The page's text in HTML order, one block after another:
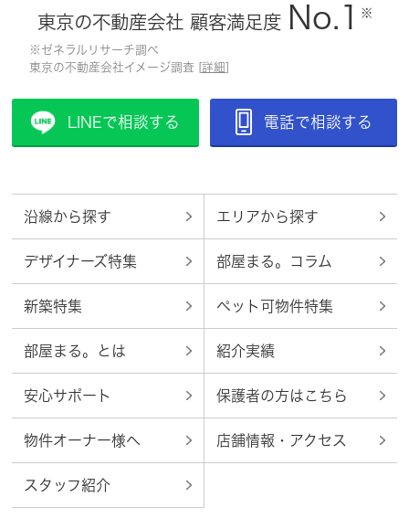
東京の不動産会社 顧客満足度 No.1 ※
※ゼネラルリサーチ調べ
東京の不動産会社イメージ調査 [詳細]
LINEで相談する 電話で相談する
沿線から探す エリアから探す
デザイナーズ特集 部屋まる。コラム
新築特集 ペット可物件特集
部屋まる。とは 紹介実績
安心サポート 保護者の方はこちら
物件オーナー様へ 店舗情報・アクセス
スタッフ紹介